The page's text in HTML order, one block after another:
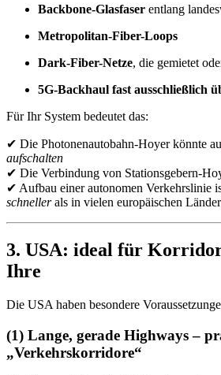
Backbone-Glasfaser entlang
Metropolitan-Fiber-Loops
Dark-Fiber-Netze, die gemietet
5G-Backhaul fast ausschließlich
Für Ihr System bedeutet das:
✔ Die Photonenautobahn-Hoyer könnte
aufschalten
✔ Die Verbindung von Stationsgebern-
✔ Aufbau einer autonomen Verkehrslinie
schnellerals in vielen europäischen
3. USA: ideal für
Ihre
Die USA haben besondere
(1) Lange, gerade Highways –
„Verkehrskorridore“